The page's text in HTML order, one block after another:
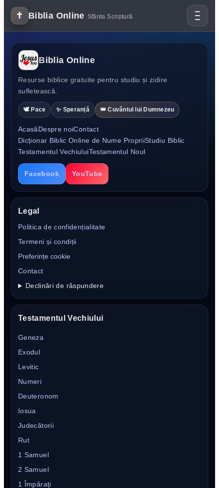
✝ Biblia Online Sfânta Scriptură
Biblia Online
Resurse biblice gratuite pentru studiu și zidire
sufletească.
🕊️ Pace ✨ Speranță 👑 Cuvântul lui Dumnezeu
AcasăDespre noiContact
Dicționar Biblic Online de Nume PropriiStudiu Biblic
Testamentul VechiuluiTestamentul Noul
Facebook YouTube
Legal
Politica de confidențialitate
Termeni și condiții
Preferințe cookie
Contact
Declinări de răspundere
Testamentul Vechiului
Geneza
Exodul
Levitic
Numeri
Deuteronom
Iosua
Judecătorii
Rut
1 Samuel
2 Samuel
1 Împărați